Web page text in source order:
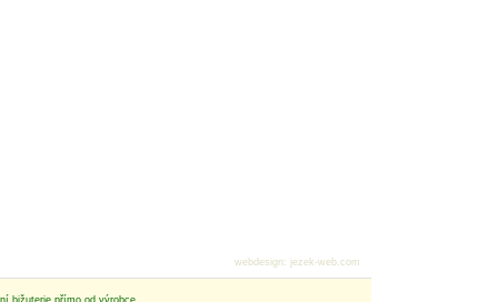
bižuterie přímo od výrobce
webdesign: jezek-web.com